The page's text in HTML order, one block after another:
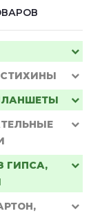
ГИПСА,